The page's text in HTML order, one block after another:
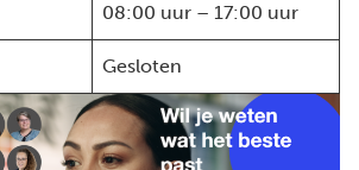
08:00 uur – 17:00 uur
Gesloten